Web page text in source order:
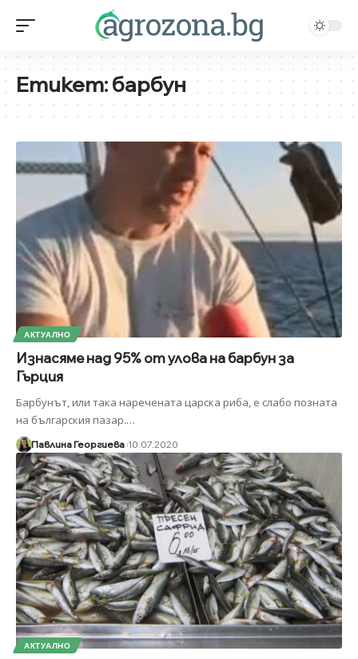
Етикет:барбун
АКТУАЛНО
Изнасяме над 95% от улова на барбун за
Гърция
Барбунът, или така наречената царска риба, е слабо позната
на българския пазар.…
Павлина Георгиева 10.07.2020
АКТУАЛНО